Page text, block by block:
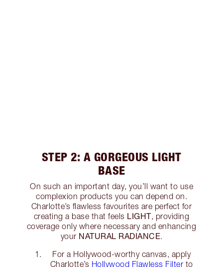
STEP 2: A GORGEOUS LIGHT
BASE
On such an important day, you’ll want to use
complexion products you can depend on.
Charlotte’s flawless favourites are perfect for
creating a base that feels LIGHT, providing
coverage only where necessary and enhancing
your NATURAL RADIANCE.
For a Hollywood-worthy canvas, apply
Charlotte’s Hollywood Flawless Filter to